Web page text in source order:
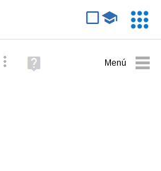
Búsqueda avanzada
Ayuda
(en